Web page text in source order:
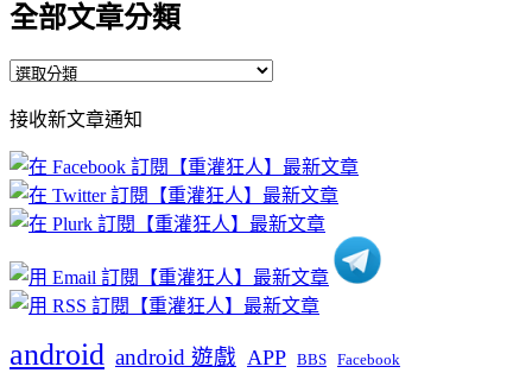
全部文章分類
全
文
章
分
類
接收新文章通知
android android 遊戲 APP BBS Facebook